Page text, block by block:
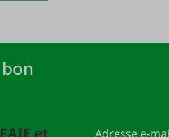
et
Adresse e-